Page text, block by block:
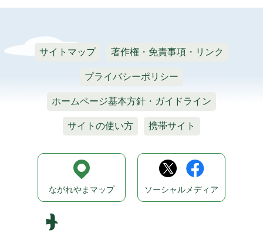
サイトマップ 著作権・免責事項・リンク
プライバシーポリシー
ホームページ基本方針・ガイドライン
サイトの使い方 携帯サイト
ながれやまマップ ソーシャルメディア